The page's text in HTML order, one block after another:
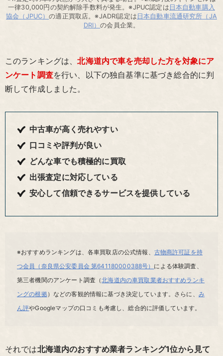
一律30,000円の契約解除手数料が発生。※JPUC認定は 日本自動車購入
協会（JPUC）の適正買取店。※JADRI認定は 日本自動車流通研究所（JA
DRI）の会員企業。
このランキングは、北海道内で車を売却した方を対象にア
ンケート調査を行い、以下の独自基準に基づき総合的に判
断して作成しました。
中古車が高く売れやすい
口コミや評判が良い
どんな車でも積極的に買取
出張査定に対応している
安心して信頼できるサービスを提供している
※おすすめランキングは、各車買取店の公式情報、 古物商許可証を持
つ会員（奈良県公安委員会 第641180000388号） による体験調査、
第三者機関のアンケート調査（北海道内の車買取業者おすすめランキ
ングの根拠）などの客観的情報に基づき決定しています。さらに、 み
ん評やGoogleマップの口コミも考慮し、総合的に評価しています。
それでは北海道内のおすすめ業者ランキング1位から見て